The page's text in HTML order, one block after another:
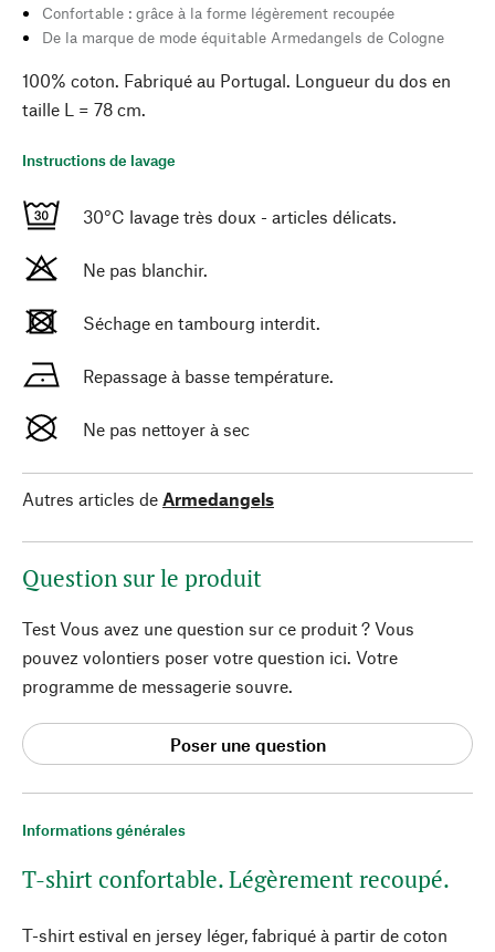
Informations générales
T-shirt confortable. Légèrement recoupé.
T-shirt estival en jersey léger, fabriqué à partir de coton
Confortable : grâce à la forme légèrement recoupée
De la marque de mode équitable Armedangels de Cologne
100% coton. Fabriqué au Portugal. Longueur du dos en
taille L = 78 cm.
Instructions de lavage
30°C lavage très doux - articles délicats.
Ne pas blanchir.
Séchage en tambourg interdit.
Repassage à basse température.
Ne pas nettoyer à sec
Autres articles de Armedangels
Question sur le produit
Test Vous avez une question sur ce produit ? Vous
pouvez volontiers poser votre question ici. Votre
programme de messagerie souvre.
Poser une question